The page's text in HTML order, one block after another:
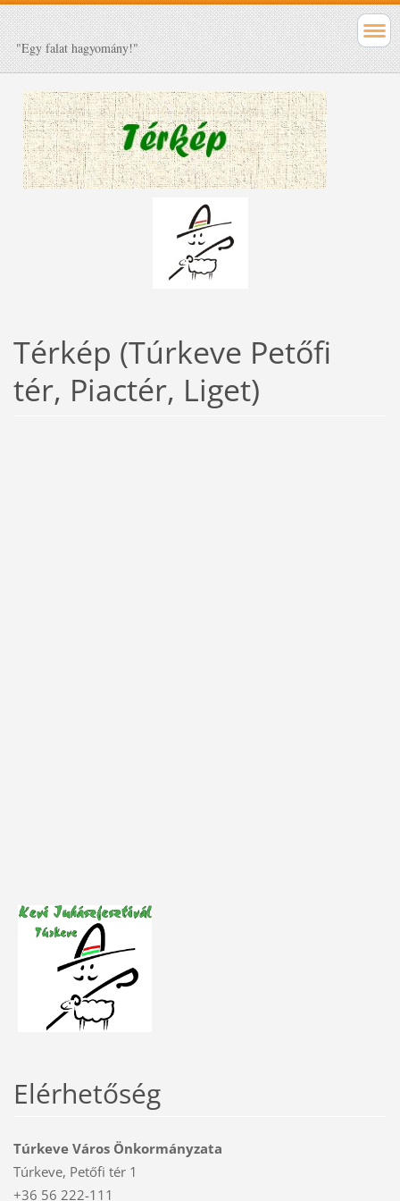
"Egy falat hagyomány!"
Térkép (Túrkeve Petőfi
tér, Piactér, Liget)
Elérhetőség
Túrkeve Város Önkormányzata
Túrkeve, Petőfi tér 1
+36 56 222-111